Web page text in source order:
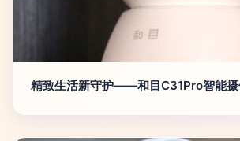
精致生活新守护——和目C31Pro智能摄